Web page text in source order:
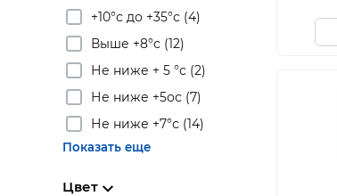
+10°с до +35°с (4)
Выше +8°с (12)
Не ниже + 5 °с (2)
Не ниже +5ос (7)
Не ниже +7°с (14)
Показать еще
Цвет